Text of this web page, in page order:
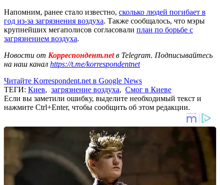
Напомним, ранее стало известно, сколько людей погибает в
год из-за загрязнения воздуха. Также сообщалось, что мэры
крупнейших мегаполисов согласовали план по борьбе с
загрязнением воздуха.
Новости от Корреспондент.netв Telegram. Подписывайтесь
на наш канал https://t.me/korrespondentnet
Читайте Korrespondent.net в Google News
ТЕГИ: Киев, загрязнение воздуха, Смог в Киеве
Если вы заметили ошибку, выделите необходимый текст и
нажмите Ctrl+Enter, чтобы сообщить об этом редакции.